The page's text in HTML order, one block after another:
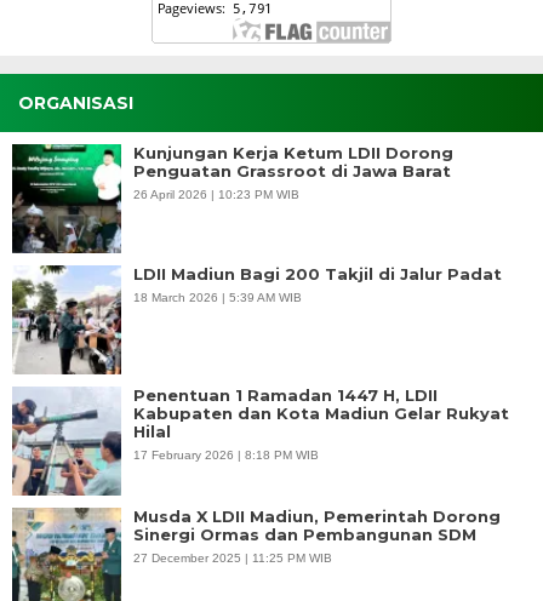
ORGANISASI
Kunjungan Kerja Ketum LDII Dorong
Penguatan Grassroot di Jawa Barat
26 April 2026 | 10:23 PM WIB
LDII Madiun Bagi 200 Takjil di Jalur Padat
18 March 2026 | 5:39 AM WIB
Penentuan 1 Ramadan 1447 H, LDII
Kabupaten dan Kota Madiun Gelar Rukyat
Hilal
17 February 2026 | 8:18 PM WIB
Musda X LDII Madiun, Pemerintah Dorong
Sinergi Ormas dan Pembangunan SDM
27 December 2025 | 11:25 PM WIB